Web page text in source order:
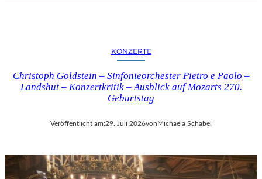
KONZERTE
Christoph Goldstein – Sinfonieorchester Pietro e Paolo –
Landshut – Konzertkritik – Ausblick auf Mozarts 270.
Geburtstag
Veröffentlicht am:29. Juli 2026vonMichaela Schabel